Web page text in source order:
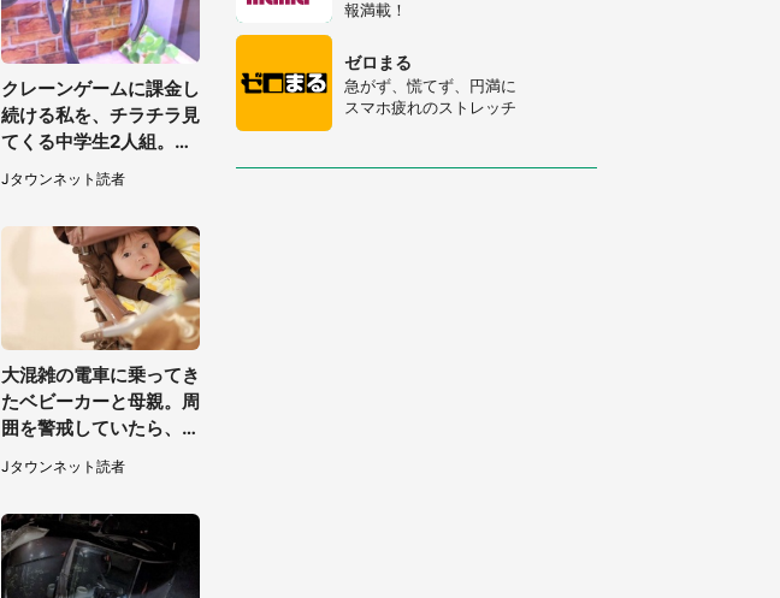
クレーンゲームに課金し
続ける私を、チラチラ見
てくる中学生2人組。諦
めてその台から退くと、
後ろから声が（東京都・
40代女性）
Jタウンネット読者
大混雑の電車に乗ってき
たベビーカーと母親。周
囲を警戒していたら、若
い男性客が思いもよらぬ
行動に（東京都・50代
Jタウンネット読者
報満載！
ゼロまる
急がず、慌てず、円満に
スマホ疲れのストレッチ